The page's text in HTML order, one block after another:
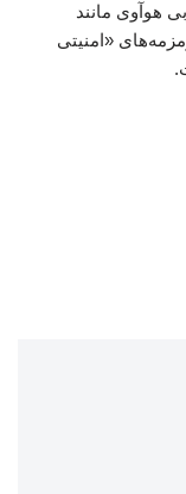
هوآوی مانند
«امنیتی